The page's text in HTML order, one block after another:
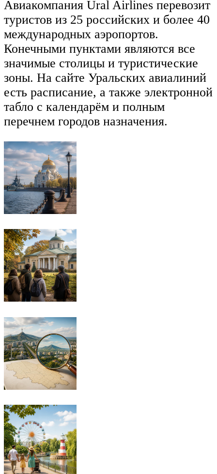
Авиакомпания Ural Airlines перевозит
туристов из 25 российских и более 40
международных аэропортов.
Конечными пунктами являются все
значимые столицы и туристические
зоны. На сайте Уральских авиалиний
есть расписание, а также электронной
табло с календарём и полным
перечнем городов назначения.